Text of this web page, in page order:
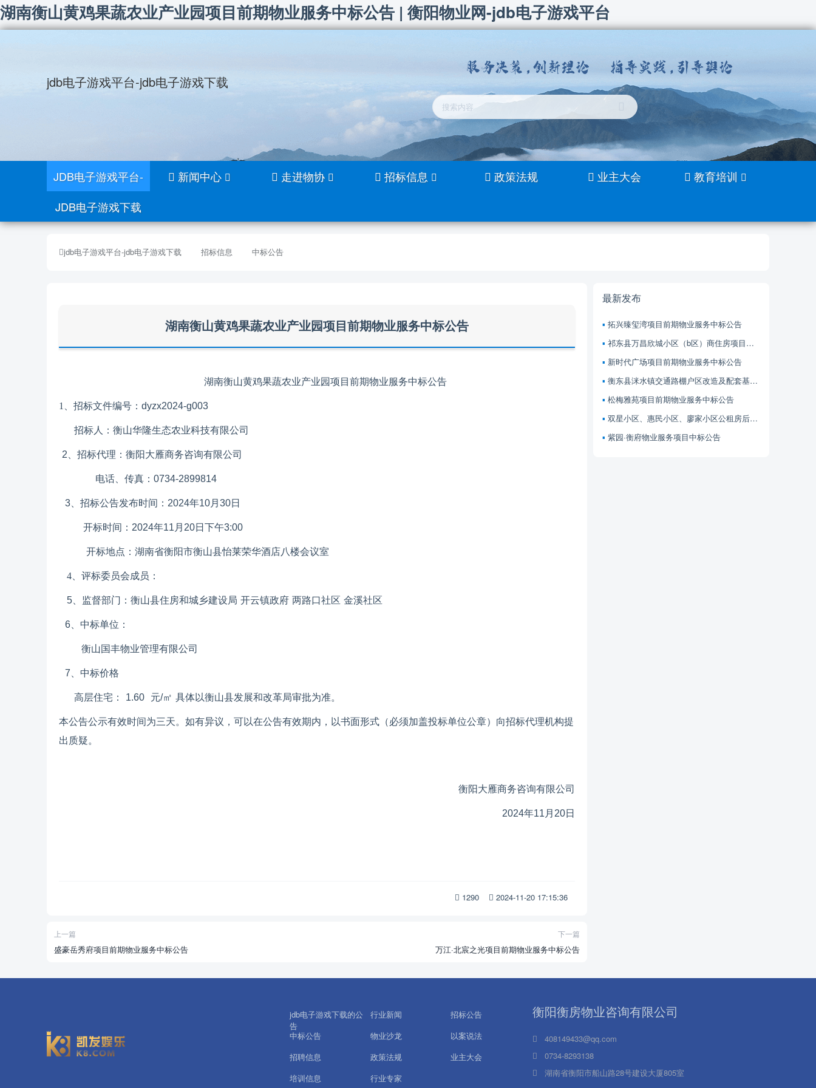
湖南衡山黄鸡果蔬农业产业园项目前期物业服务中标公告 | 衡阳物业网-jdb电子游戏平台
jdb电子游戏平台-jdb电子游戏下载
JDB电子游戏平台-
JDB电子游戏下载
新闻中心 走进物协 招标信息 政策法规 业主大会 教育培训
jdb电子游戏平台-jdb电子游戏下载 招标信息 中标公告
湖南衡山黄鸡果蔬农业产业园项目前期物业服务中标公告
湖南衡山黄鸡果蔬农业产业园项目前期物业服务中标公告
1、 招标文件编号： dyzx2024-g003
招标人： 衡山华隆生态农业科技有限公司
2 、招标代理：衡阳 大雁商务咨询有限公司
电话、传真： 0734-2899814
3 、招标公告发布时间： 2024年10月 30日
开标时间： 2024年11 月 20日 下午3:00
开标地点： 湖南省衡阳市衡山县怡莱荣华酒店八楼会议室
4、 评标委员会成员：
5 、监督部门：衡山县住房和城乡建设局 开云镇政府 两路口社区 金溪社区
6 、中标单位：
衡山国丰物业管理有限公司
7 、中标价格
高层住宅： 1.60 元/㎡ 具体以衡山县发展和改革局审批为准。
本公告公示有效时间为三天。如有异议，可以在公告有效期内，以书面形式（必须加盖投标单位公章）向招标代理机构提
出质疑。
衡阳 大雁商务咨询有限公司
2024年11 月 20日
1290 2024-11-20 17:15:36
上一篇
盛豪岳秀府项目前期物业服务中标公告
下一篇
万江·北宸之光项目前期物业服务中标公告
最新发布
拓兴臻玺湾项目前期物业服务中标公告
祁东县万昌欣城小区（b区）商住房项目前期物业服务中标公告
新时代广场项目前期物业服务中标公告
衡东县洣水镇交通路棚户区改造及配套基础设施建设项目（汇金大厦） 前期物业服务中标公告
松梅雅苑项目前期物业服务中标公告
双星小区、惠民小区、廖家小区公租房后续管理服务项目中标公告
紫园·衡府物业服务项目中标公告
jdb电子游戏下载的公
告
行业新闻
招标公告
中标公告
物业沙龙
以案说法
招聘信息
政策法规
业主大会
培训信息
行业专家
衡阳衡房物业咨询有限公司
408149433@qq.com
0734-8293138
湖南省衡阳市船山路28号建设大厦805室